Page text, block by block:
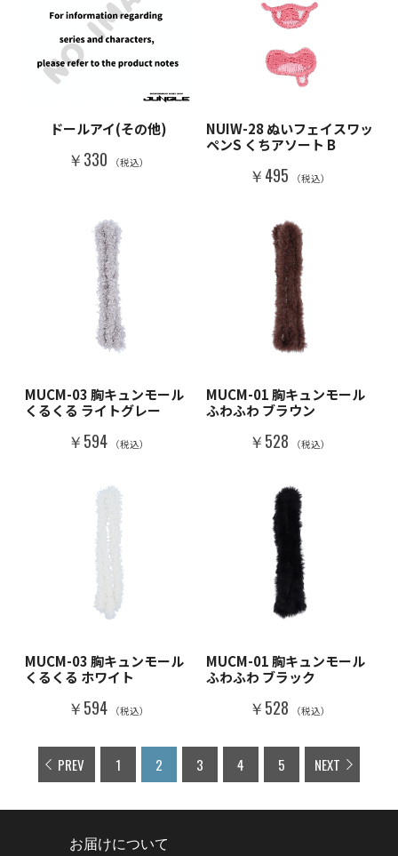
ドールアイ(その他)
￥330 （税込）
NUIW-28 ぬいフェイスワッ
ペンS くちアソート B
￥495 （税込）
MUCM-03 胸キュンモール
くるくる ライトグレー
￥594 （税込）
MUCM-01 胸キュンモール
ふわふわ ブラウン
￥528 （税込）
MUCM-03 胸キュンモール
くるくる ホワイト
￥594 （税込）
MUCM-01 胸キュンモール
ふわふわ ブラック
￥528 （税込）
PREV 1 2 3 4 5 NEXT
お届けについて